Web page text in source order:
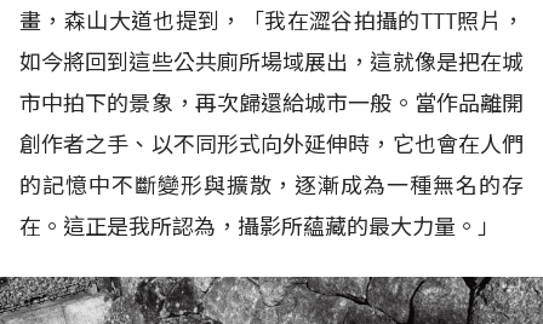
畫，森山大道也提到，「我在澀谷拍攝的TTT照片，
如今將回到這些公共廁所場域展出，這就像是把在城
市中拍下的景象，再次歸還給城市一般。當作品離開
創作者之手、以不同形式向外延伸時，它也會在人們
的記憶中不斷變形與擴散，逐漸成為一種無名的存
在。這正是我所認為，攝影所蘊藏的最大力量。」